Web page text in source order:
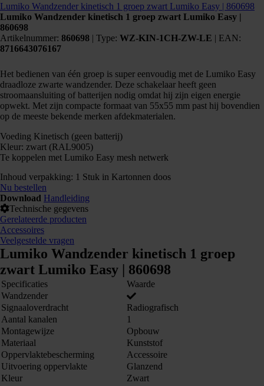
Lumiko Wandzender kinetisch 1 groep zwart Lumiko Easy | 860698
Lumiko Wandzender kinetisch 1 groep zwart Lumiko Easy |
860698
Artikelnummer: 860698 | Type: WZ-KIN-1CH-ZW-LE | EAN:
8716643076167
Het bedienen van één groep is super eenvoudig met de Lumiko Easy
draadloze zwarte wandzender. Deze schakelaar heeft geen
stroomaansluiting of batterijen nodig omdat hij zijn eigen energie
opwekt. Met zijn compacte formaat van 55x55 mm past hij bovendien
op de meeste bekende merken afdekmaterialen.
Voeding Kinetisch (geen batterij)
Kleur: zwart (RAL9005)
Te koppelen met Lumiko Easy mesh netwerk
Inhoud verpakking: 1 Stuk in Kartonnen doos
Nu bestellen
Download Handleiding
Technische gegevens
Gerelateerde producten
Accessoires
Veelgestelde vragen
Lumiko Wandzender kinetisch 1 groep
zwart Lumiko Easy | 860698
Specificaties
Waarde
Wandzender
Signaaloverdracht
Radiografisch
Aantal kanalen
1
Montagewijze
Opbouw
Materiaal
Kunststof
Oppervlaktebescherming
Accessoire
Uitvoering oppervlakte
Glanzend
Kleur
Zwart